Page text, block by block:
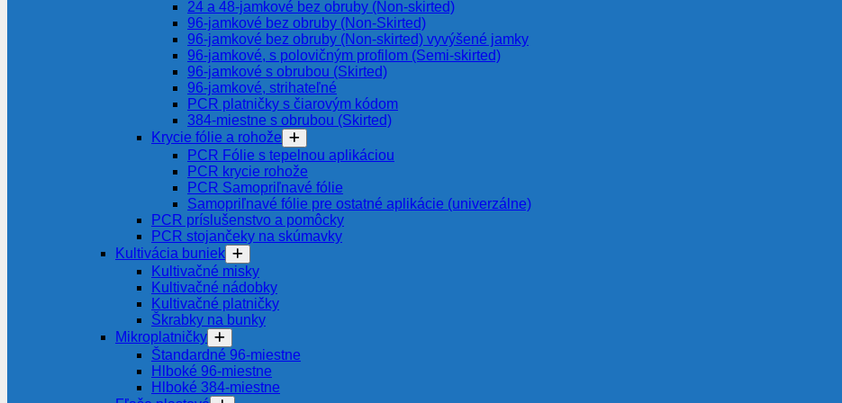
24 a 48-jamkové bez obruby (Non-skirted)
96-jamkové bez obruby (Non-Skirted)
96-jamkové bez obruby (Non-skirted) vyvýšené jamky
96-jamkové, s polovičným profilom (Semi-skirted)
96-jamkové s obrubou (Skirted)
96-jamkové, strihateľné
PCR platničky s čiarovým kódom
384-miestne s obrubou (Skirted)
Krycie fólie a rohože
PCR Fólie s tepelnou aplikáciou
PCR krycie rohože
PCR Samopriľnavé fólie
Samopriľnavé fólie pre ostatné aplikácie (univerzálne)
PCR príslušenstvo a pomôcky
PCR stojančeky na skúmavky
Kultivácia buniek
Kultivačné misky
Kultivačné nádobky
Kultivačné platničky
Škrabky na bunky
Mikroplatničky
Štandardné 96-miestne
Hlboké 96-miestne
Hlboké 384-miestne